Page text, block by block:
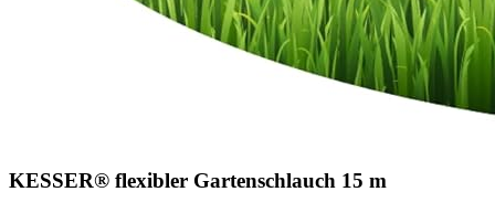
KESSER® flexibler Gartenschlauch 15 m